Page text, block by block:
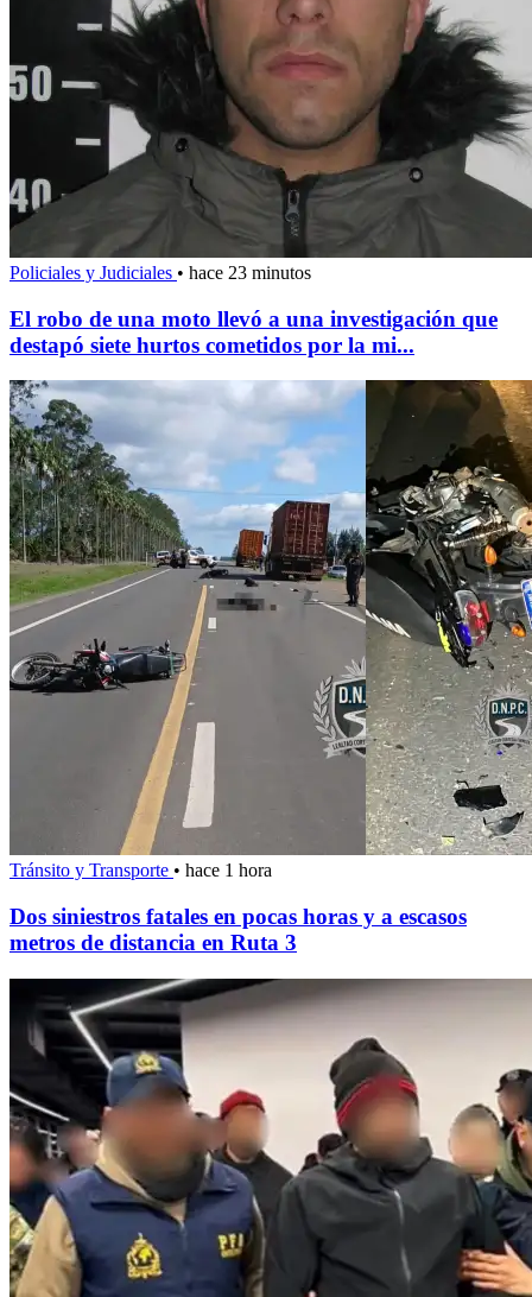
Policiales y Judiciales • hace 23 minutos
El robo de una moto llevó a una investigación que
destapó siete hurtos cometidos por la mi...
Tránsito y Transporte • hace 1 hora
Dos siniestros fatales en pocas horas y a escasos
metros de distancia en Ruta 3